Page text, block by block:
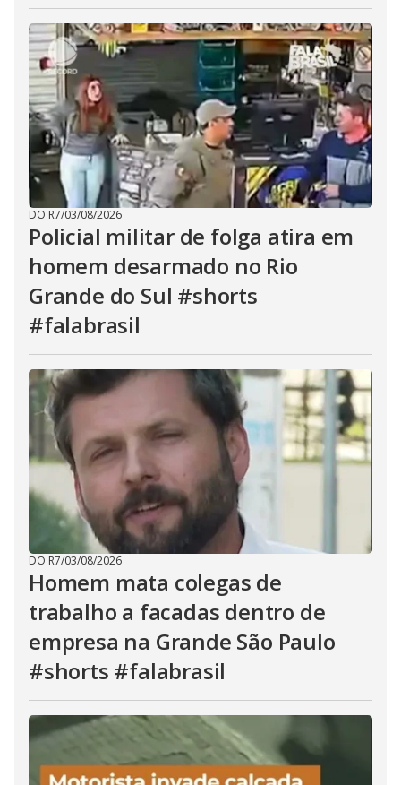
DO R7/03/08/2026
Policial militar de folga atira em
homem desarmado no Rio
Grande do Sul #shorts
#falabrasil
DO R7/03/08/2026
Homem mata colegas de
trabalho a facadas dentro de
empresa na Grande São Paulo
#shorts #falabrasil